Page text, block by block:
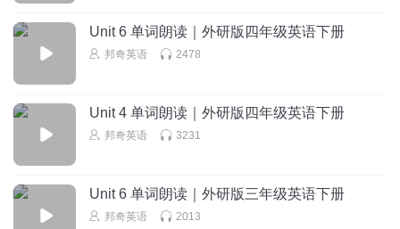
Unit 6 单词朗读｜外研版四年级英语下册
邦奇英语 2478
Unit 4 单词朗读｜外研版四年级英语下册
邦奇英语 3231
Unit 6 单词朗读｜外研版三年级英语下册
邦奇英语 2013